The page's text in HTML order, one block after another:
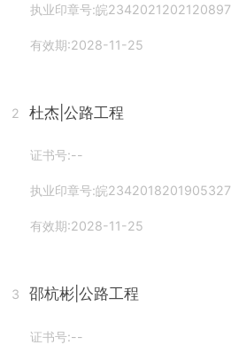
执业印章号:皖2342021202120897
有效期:2028-11-25
2 杜杰 |公路工程
证书号:--
执业印章号:皖2342018201905327
有效期:2028-11-25
3 邵杭彬 |公路工程
证书号:--